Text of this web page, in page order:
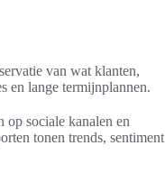
van wat klanten,
en lange termijnplannen.
sociale kanalen en
tonen trends, sentiment